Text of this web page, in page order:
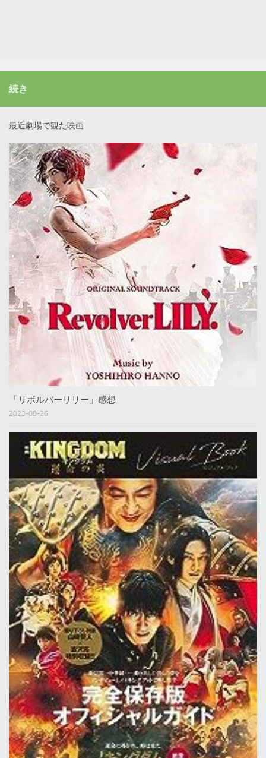
続き
最近劇場で観た映画
「リボルバーリリー」感想
2023-08-26